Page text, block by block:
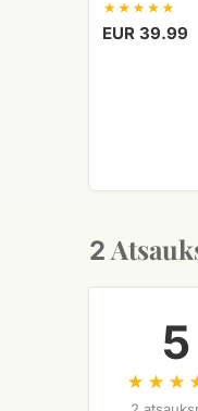
EUR 39.99
2
5